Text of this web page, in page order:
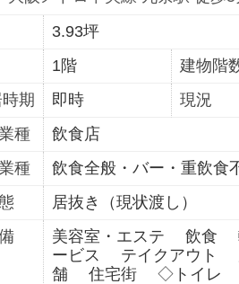
3.93坪
1階
建物階
期
即時 現況
種
飲食店
種
飲食全般・バー・重飲食
居抜き（現状渡し）
美容室・エステ 飲食
ービス テイクアウト
舗 住宅街 ◇トイレ